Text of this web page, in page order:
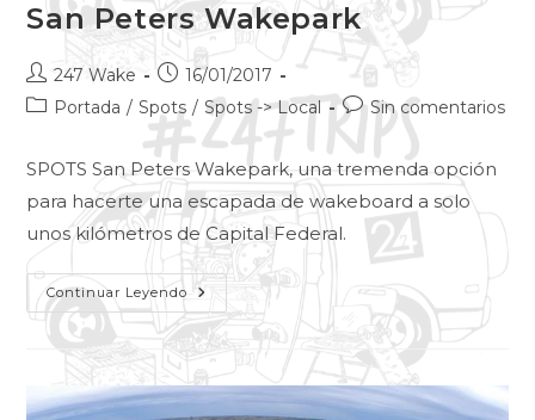
San Peters Wakepark
247 Wake
16/01/2017
Portada / Spots / Spots -> Local Sin comentarios
SPOTS San Peters Wakepark, una tremenda opción
para hacerte una escapada de wakeboard a solo
unos kilómetros de Capital Federal.
Continuar Leyendo